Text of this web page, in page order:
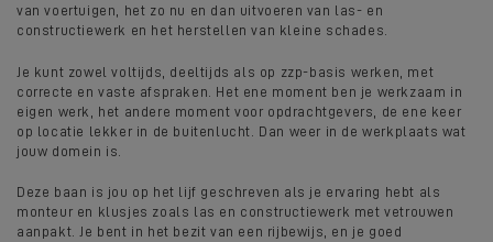
van voertuigen, het zo nu en dan uitvoeren van las- en
constructiewerk en het herstellen van kleine schades.
Je kunt zowel voltijds, deeltijds als op zzp-basis werken, met
correcte en vaste afspraken. Het ene moment ben je werkzaam in
eigen werk, het andere moment voor opdrachtgevers, de ene keer
op locatie lekker in de buitenlucht. Dan weer in de werkplaats wat
jouw domein is.
Deze baan is jou op het lijf geschreven als je ervaring hebt als
monteur en klusjes zoals las en constructiewerk met vetrouwen
aanpakt. Je bent in het bezit van een rijbewijs, en je goed